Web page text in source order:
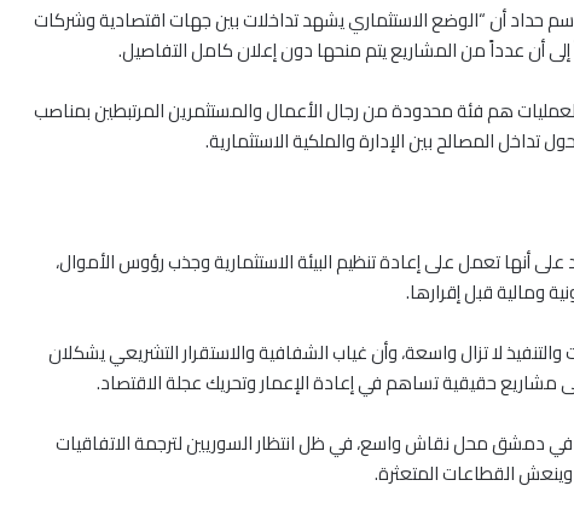
حداد أن “الوضع الاستثماري يشهد تداخلات بين جهات اقتصادية وشركات
إلى أن عدداً من المشاريع يتم منحها دون إعلان كامل التفاصيل.
هم فئة محدودة من رجال الأعمال والمستثمرين المرتبطين بمناصب
تداخل المصالح بين الإدارة والملكية الاستثمارية.
على أنها تعمل على إعادة تنظيم البيئة الاستثمارية وجذب رؤوس الأموال،
ومالية قبل إقرارها.
لا تزال واسعة، وأن غياب الشفافية والاستقرار التشريعي يشكلان
مشاريع حقيقية تساهم في إعادة الإعمار وتحريك عجلة الاقتصاد.
في دمشق محل نقاش واسع، في ظل انتظار السوريين لترجمة الاتفاقيات
القطاعات المتعثرة.